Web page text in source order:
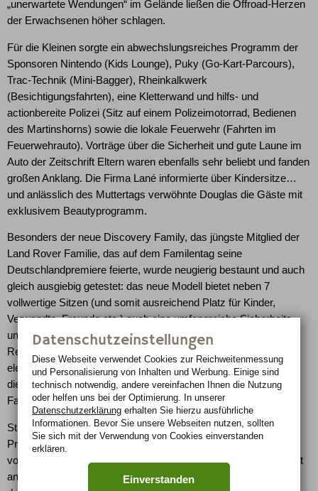
„unerwartete Wendungen“ im Gelände ließen die Offroad-Herzen
der Erwachsenen höher schlagen.
Für die Kleinen sorgte ein abwechslungsreiches Programm der
Sponsoren Nintendo (Kids Lounge), Puky (Go-Kart-Parcours),
Trac-Technik (Mini-Bagger), Rheinkalkwerk
(Besichtigungsfahrten), eine Kletterwand und hilfs- und
actionbereite Polizei (Sitz auf einem Polizeimotorrad, Bedienen
des Martinshorns) sowie die lokale Feuerwehr (Fahrten im
Feuerwehrauto). Vorträge über die Sicherheit und gute Laune im
Auto der Zeitschrift Eltern waren ebenfalls sehr beliebt und fanden
großen Anklang. Die Firma Lané informierte über Kindersitze…
und anlässlich des Muttertags verwöhnte Douglas die Gäste mit
exklusivem Beautyprogramm.
Besonders der neue Discovery Family, das jüngste Mitglied der
Land Rover Familie, das auf dem Familentag seine
Deutschlandpremiere feierte, wurde neugierig bestaunt und auch
gleich ausgiebig getestet: das neue Modell bietet neben 7
vollwertige Sitzen (und somit ausreichend Platz für Kinder,
Verwandte, Freunde etc.) auch eine umfangreiche Sicherheits-
und Komfortausstattung. So ist u.a. das praktische „Terrain
Response“-System, das automatisch die verschiedenen
elektronischen Steuerungen und Traktionshilfen einstellt, sowie
die komfortable Luftfederung und die Klimaanlage garantieren
Fahrspaß und Komfort.
Stargast war Hardy Krüger jr., der als UNICEF-Botschafter das
Projekt „Schule für Afrika“, das ihm besonders am Herzen liegt,
vorstellte. „Wenn man die Schönheit Afrikas wie ich von Kindheit
an verinnerlicht, muss man sich einfach auch für die Menschen
Datenschutzeinstellungen
Diese Webseite verwendet Cookies zur Reichweiten­messung
und Personalisierung von Inhalten und Werbung. Einige sind
technisch notwendig, andere vereinfachen Ihnen die Nutzung
oder helfen uns bei der Optimierung. In unserer
Datenschutzerklärungerhalten Sie hierzu ausführliche
Informationen. Bevor Sie unsere Webseiten nutzen, sollten
Sie sich mit der Verwendung von Cookies einverstanden
erklären.
Einverstanden